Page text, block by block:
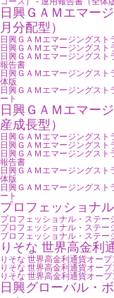
日興ＧＡＭエマー
月分配型）
日興ＧＡＭエマージングス
日興ＧＡＭエマージングス
日興ＧＡＭエマージングス
報告書
日興ＧＡＭエマージングス
体版
日興ＧＡＭエマージングス
ート
日興ＧＡＭエマー
産成長型）
日興ＧＡＭエマージングス
日興ＧＡＭエマージングス
日興ＧＡＭエマージングス
報告書
日興ＧＡＭエマージングス
体版
日興ＧＡＭエマージングス
ート
プロフェッショナ
プロフェッショナル・ステー
プロフェッショナル・ステー
プロフェッショナル・ステー
りそな 世界高金利
りそな 世界高金利通貨オー
りそな 世界高金利通貨オー
りそな 世界高金利通貨オー
日興グローバル・